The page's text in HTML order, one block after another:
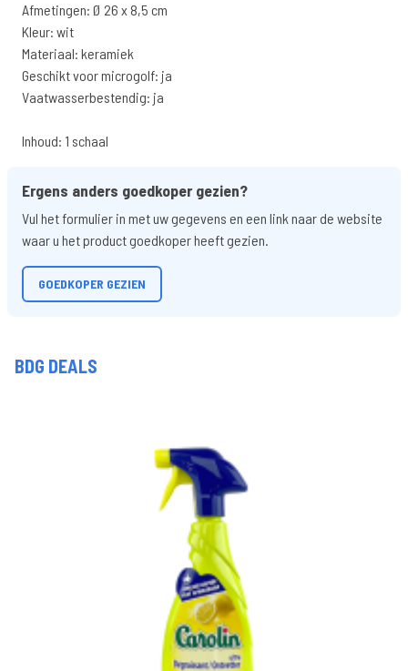
Afmetingen: Ø 26 x 8,5 cm
Kleur: wit
Materiaal: keramiek
Geschikt voor microgolf: ja
Vaatwasserbestendig: ja
Inhoud: 1 schaal
Ergens anders goedkoper gezien?
Vul het formulier in met uw gegevens en een link naar de website
waar u het product goedkoper heeft gezien.
GOEDKOPER GEZIEN
BDG DEALS